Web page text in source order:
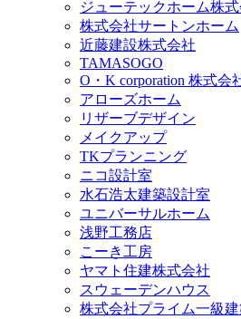
ジューテックホーム株
株式会社サートンホーム
近藤建設株式会社
TAMASOGO
O・K corporation 株式会
アローズホーム
リザーブデザイン
メイクアップ
TKプランニング
ニコ設計室
水石浩太建築設計室
ユニバーサルホーム
浅野工務店
こーき工房
ヤマト住建株式会社
スウェーデンハウス
株式会社プライム一級